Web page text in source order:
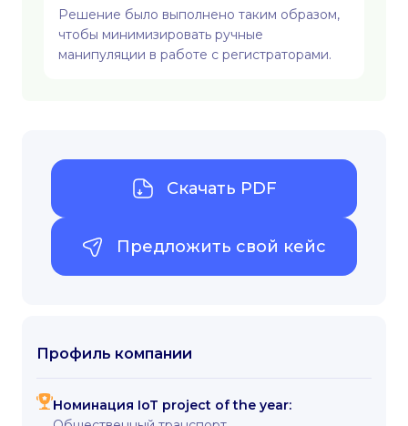
Решение было выполнено таким образом,
чтобы минимизировать ручные
манипуляции в работе с регистраторами.
Скачать PDF
Предложить свой кейс
Профиль компании
Номинация IoT project of the year: